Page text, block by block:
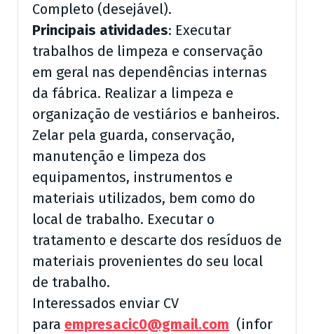
Completo (desejável).
Principais atividades: Executar
trabalhos de limpeza e conservação
em geral nas dependências internas
da fábrica. Realizar a limpeza e
organização de vestiários e banheiros.
Zelar pela guarda, conservação,
manutenção e limpeza dos
equipamentos, instrumentos e
materiais utilizados, bem como do
local de trabalho. Executar o
tratamento e descarte dos resíduos de
materiais provenientes do seu local
de trabalho.
Interessados enviar CV
para empresacic0@gmail.com (infor